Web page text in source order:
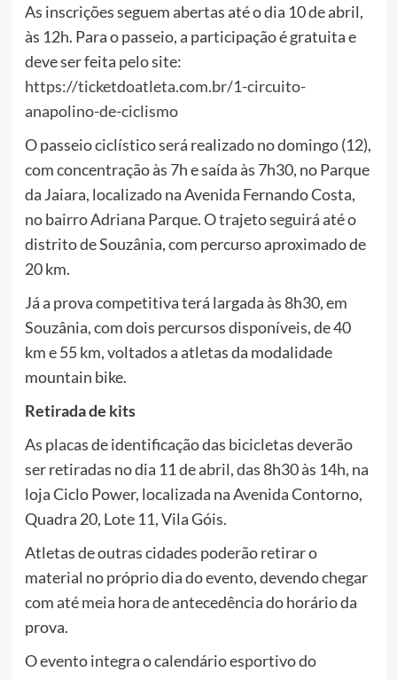
As inscrições seguem abertas até o dia 10 de abril,
às 12h. Para o passeio, a participação é gratuita e
deve ser feita pelo site:
https://ticketdoatleta.com.br/1-circuito-
anapolino-de-ciclismo
O passeio ciclístico será realizado no domingo (12),
com concentração às 7h e saída às 7h30, no Parque
da Jaiara, localizado na Avenida Fernando Costa,
no bairro Adriana Parque. O trajeto seguirá até o
distrito de Souzânia, com percurso aproximado de
20 km.
Já a prova competitiva terá largada às 8h30, em
Souzânia, com dois percursos disponíveis, de 40
km e 55 km, voltados a atletas da modalidade
mountain bike.
Retirada de kits
As placas de identificação das bicicletas deverão
ser retiradas no dia 11 de abril, das 8h30 às 14h, na
loja Ciclo Power, localizada na Avenida Contorno,
Quadra 20, Lote 11, Vila Góis.
Atletas de outras cidades poderão retirar o
material no próprio dia do evento, devendo chegar
com até meia hora de antecedência do horário da
prova.
O evento integra o calendário esportivo do